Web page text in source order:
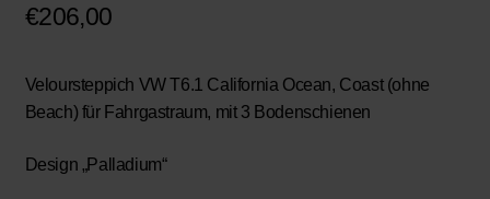
€206,00
Veloursteppich VW T6.1 California Ocean, Coast (ohne
Beach) für Fahrgastraum, mit 3 Bodenschienen
Design „Palladium“